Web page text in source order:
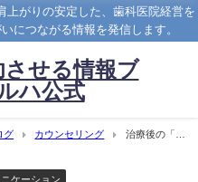
上がりの安定した、歯科医院経営を
につながる情報を発信します。
せる情報ブ
ハ公式
グ カウンセリング
治療後の「メ
ケーション